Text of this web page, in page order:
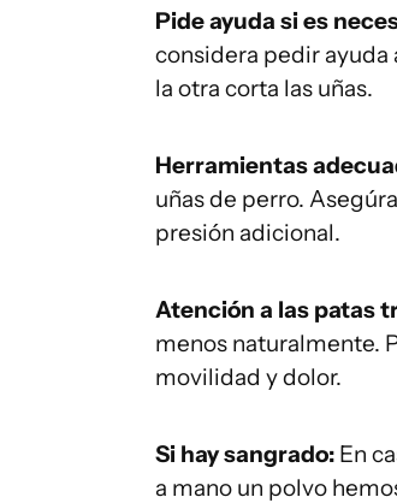
Pide ayuda si es
considera pedir ayuda
la otra corta las uñas.
Herramientas
uñas de perro.
presión adicional.
Atención a las patas
menos naturalmente.
movilidad y dolor.
Si hay sangrado: En
a mano un polvo